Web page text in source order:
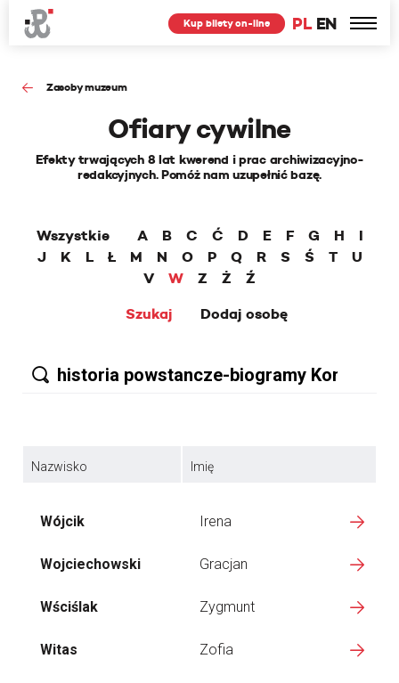
PL EN
Kup bilety on-line
Zasoby muzeum
Ofiary cywilne
Efekty trwających 8 lat kwerend i prac archiwizacyjno-
redakcyjnych. Pomóż nam uzupełnić bazę.
Wszystkie A B C Ć D E F G H
I
J
K L Ł M N O P Q R S Ś T
U
V
W Z Ż
Ź
Szukaj
Dodaj osobę
Nazwisko Imię
Wójcik Irena
Wojciechowski Gracjan
Wściślak Zygmunt
Witas Zofia